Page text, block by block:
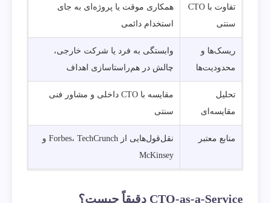
تفاوت با CTO
سنتی
همکاری موقت یا پروژه‌ای به جای
استخدام دائمی
ریسک‌ها و
محدودیت‌ها
وابستگی به فرد یا شرکت خارجی،
چالش در هم‌راستاسازی اهداف
تحلیل
مقایسه‌ای
مقایسه با CTO داخلی و مشاور فنی
سنتی
منابع معتبر
نقل‌قول‌هایی از Forbes، TechCrunch و
McKinsey
CTO-as-a-Service دقیقاً چیست؟